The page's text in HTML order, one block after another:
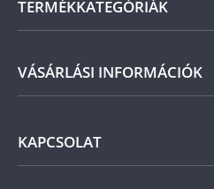
termék ára online, vagy
vagy a termékhez csatolt
fizetendő.
Ne feledje, amennyiben
szerint Önt indoklás nélküli
és a kézhezvételtől
visszaküldheti. A
TERMÉKKATEGÓRIÁK
Arany
Magyar
VÁSÁRLÁSI INFORMÁCIÓK
KAPCSOLAT